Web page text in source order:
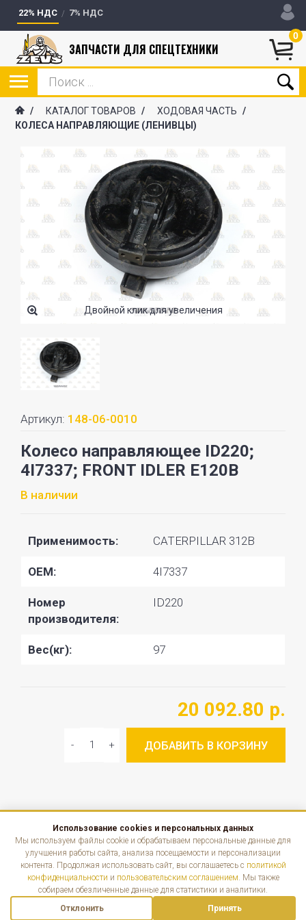
22% НДС 7% НДС
0
ЗАПЧАСТИ ДЛЯ СПЕЦТЕХНИКИ
/ КАТАЛОГ ТОВАРОВ / ХОДОВАЯ ЧАСТЬ /
КОЛЕСА НАПРАВЛЯЮЩИЕ (ЛЕНИВЦЫ)
Двойной клик для увеличения
Артикул: 148-06-0010
Колесо направляющее ID220;
4I7337; FRONT IDLER E120B
В наличии
Применимость: CATERPILLAR 312B
OEM: 4I7337
Номер
производителя:
ID220
Вес(кг): 97
20 092.80 р.
ДОБАВИТЬ В КОРЗИНУ
КАТАЛОГ
ИНФОРМАЦИЯ
КОНТАКТЫ
Использование cookies и персональных данных
Мы используем файлы cookie и обрабатываем персональные данные для
улучшения работы сайта, анализа посещаемости и персонализации
контента. Продолжая использовать сайт, вы соглашаетесь с политикой
конфиденциальности и пользовательским соглашением. Мы также
собираем обезличенные данные для статистики и аналитики.
Отклонить
Принять